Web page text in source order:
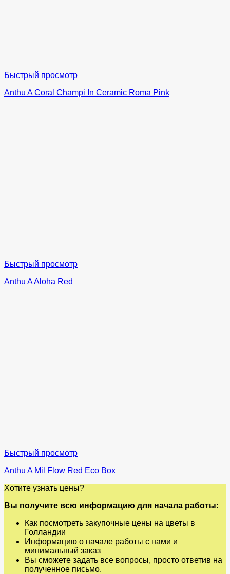
Быстрый просмотр
Anthu A Coral Champi In Ceramic Roma Pink
Быстрый просмотр
Anthu A Aloha Red
Быстрый просмотр
Anthu A Mil Flow Red Eco Box
Хотите узнать цены?
Вы получите всю информацию для начала работы:
Как посмотреть закупочные цены на цветы в
Голландии
Информацию о начале работы с нами и
минимальный заказ
Вы сможете задать все вопросы, просто ответив на
полученное письмо.